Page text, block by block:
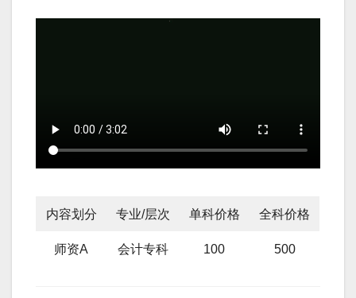
内容划分 专业/层次 单科价格 全科价格
师资A 会计专科 100 500